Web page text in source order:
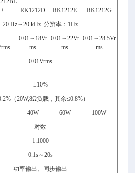
+
RK1212D RK1212E RK1212G
20 Hz～20 kHz 分辨率：1Hz
0.01 ～18Vr
ms
0.01 ～22Vr
ms
0.01 ～28.5Vr
ms
0.01Vrms
±10%
（20W,8Ω负载，其余≤0.8%）
40W 60W
100W
对数
1:1000
0.1s～20s
功率输出、同步输出